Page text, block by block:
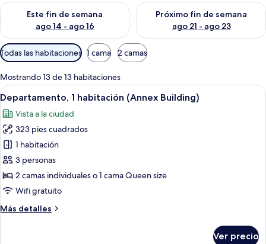
Este fin de semana
ago 14 - ago 16
Consulta la disponibilidad para este fin de semana ago 14 -
Próximo fin de semana
ago 21 - ago 23
Consulta la disponibilidad
Filtros
disponibles
para
las
habitaciones
Todas las habitaciones 1 cama 2 camas
Mostrando 13 de 13 habitaciones
Abrir
todas
las
fotos
de
Departamento,
1
habitación
(Annex
Building)
Una habitación de hotel con sofá,
5
Departamento, 1 habitación (Annex Building)
Vista a la ciudad
323 pies cuadrados
1 habitación
3 personas
2 camas individuales o 1 cama Queen size
Wifi gratuito
Más detalles
Más
Ver precio